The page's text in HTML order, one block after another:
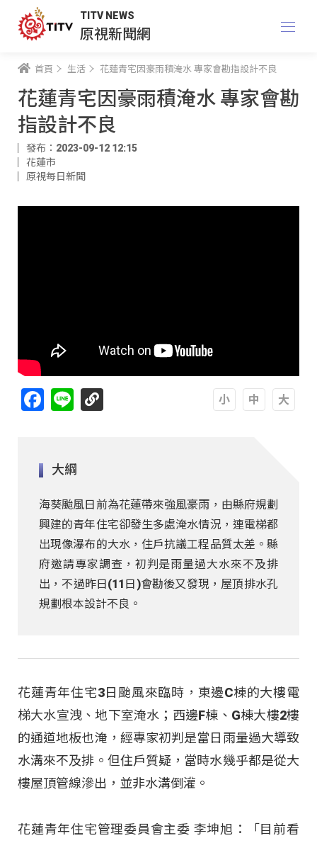
TITV NEWS
原視新聞網
首頁 生活 花蓮青宅因豪雨積淹水 專家會勘指設計不良
花蓮青宅因豪雨積淹水 專家會勘
指設計不良
發布：2023-09-12 12:15
花蓮市
原視每日新聞
Facebook
Line
大綱
海葵颱風日前為花蓮帶來強風豪雨，由縣府規劃
興建的青年住宅卻發生多處淹水情況，連電梯都
出現像瀑布的大水，住戶抗議工程品質太差。縣
府邀請專家調查，初判是雨量過大水來不及排
出，不過昨日(11日)會勘後又發現，屋頂排水孔
規劃根本設計不良。
花蓮青年住宅3日颱風來臨時，東邊C棟的大樓電
梯大水宣洩、地下室淹水；西邊F棟、G棟大樓2樓
的通道地板也淹，經專家初判是當日雨量過大導致
水溝來不及排。但住戶質疑，當時水幾乎都是從大
樓屋頂管線滲出，並非水溝倒灌。
花蓮青年住宅管理委員會主委 李坤旭：「目前看